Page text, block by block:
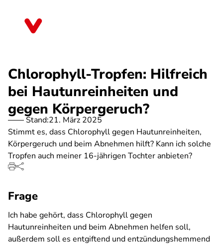
Chlorophyll-Tropfen: Hilfreich
bei Hautunreinheiten und
gegen Körpergeruch?
Stand:21. März 2025
Stimmt es, dass Chlorophyll gegen Hautunreinheiten,
Körpergeruch und beim Abnehmen hilft? Kann ich solche
Tropfen auch meiner 16-jährigen Tochter anbieten?
Frage
Ich habe gehört, dass Chlorophyll gegen
Hautunreinheiten und beim Abnehmen helfen soll,
außerdem soll es entgiftend und entzündungshemmend